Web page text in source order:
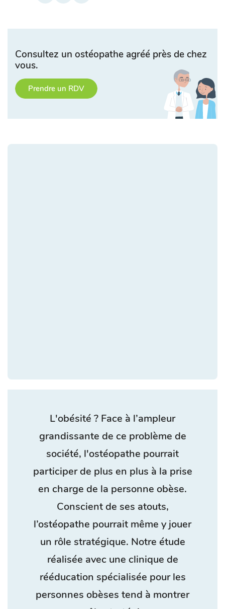
Consultez un ostéopathe agréé près de chez
vous.
Prendre un RDV
L'obésité ? Face à l’ampleur
grandissante de ce problème de
société, l'ostéopathe pourrait
participer de plus en plus à la prise
en charge de la personne obèse.
Conscient de ses atouts,
l’ostéopathe pourrait même y jouer
un rôle stratégique. Notre étude
réalisée avec une clinique de
rééducation spécialisée pour les
personnes obèses tend à montrer